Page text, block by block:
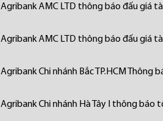
Agribank AMC LTD thông báo đấu giá
Agribank AMC LTD thông báo đấu giá
Agribank Chi nhánh Bắc TP.HCM Thông
Agribank Chi nhánh Hà Tây I thông báo